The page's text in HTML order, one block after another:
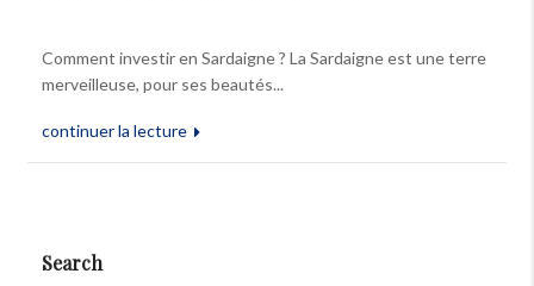
Comment investir en Sardaigne ? La Sardaigne est une terre
merveilleuse, pour ses beautés...
continuer la lecture
Search